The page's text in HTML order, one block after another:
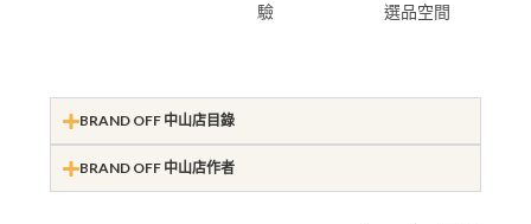
BRAND OFF 中山店目錄
BRAND OFF 中山店作者